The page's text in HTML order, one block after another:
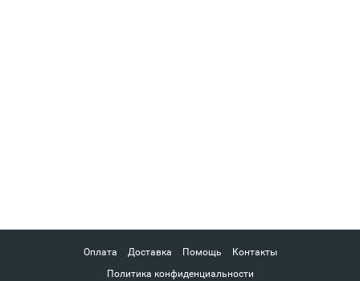
Оплата Доставка Помощь
Контакты
Политика конфиденциальности